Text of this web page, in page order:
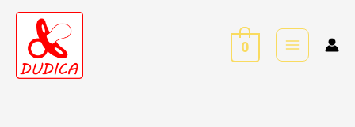
Skip
content
0